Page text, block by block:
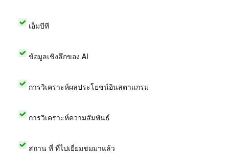
เอ็มบีที
ข้อมูลเชิงลึกของ AI
การวิเคราะห์ผลประโยชน์อินสตาแกรม
การวิเคราะห์ความสัมพันธ์
สถาน ที่ ที่ไปเยี่ยมชมมาแล้ว